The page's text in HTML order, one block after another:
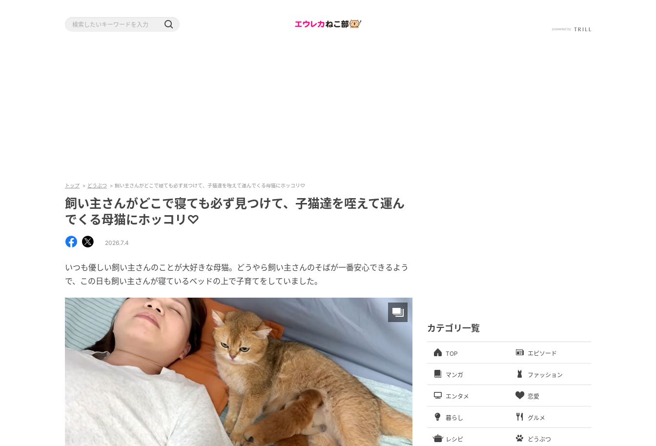
トップ どうぶつ 飼い主さんがどこで寝ても必ず見つけて、子猫達を咥えて運んでくる母猫にホッコリ♡
飼い主さんがどこで寝ても必ず見つけて、子猫達を咥えて運ん
でくる母猫にホッコリ♡
2026.7.4
いつも優しい飼い主さんのことが大好きな母猫。どうやら飼い主さんのそばが一番安心できるよう
で、この日も飼い主さんが寝ているベッドの上で子育てをしていました。
カテゴリ一覧
TOP エピソード
マンガ ファッション
エンタメ 恋愛
暮らし グルメ
レシピ どうぶつ